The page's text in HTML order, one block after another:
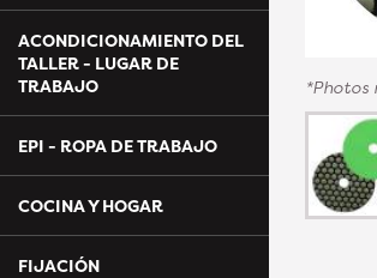
ACONDICIONAMIENTO DEL
TALLER - LUGAR DE
TRABAJO
EPI - ROPA DE TRABAJO
COCINA Y HOGAR
FIJACIÓN
*Photos